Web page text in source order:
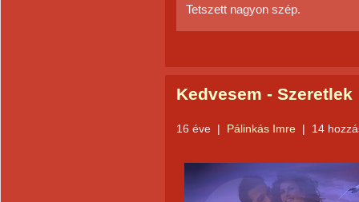
Tetszett nagyon szép.
Kedvesem - Szeretlek
16 éve | Pálinkás Imre | 14